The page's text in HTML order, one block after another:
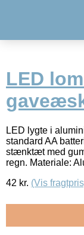
LED
LED lygte i
standard AA
stænktæt med
regn. Materiale:
42 kr. (Vis